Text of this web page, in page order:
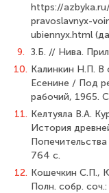
https://
pravoslavnyx-
ubiennyx.html
9. З.Б. // Нива.
10. Калинкин Н.П. В
Есенине / Под
рабочий, 1965.
11. Келтуяла В.А.
История
764 с.
12. Кошечкин С.П.,
Полн. собр.